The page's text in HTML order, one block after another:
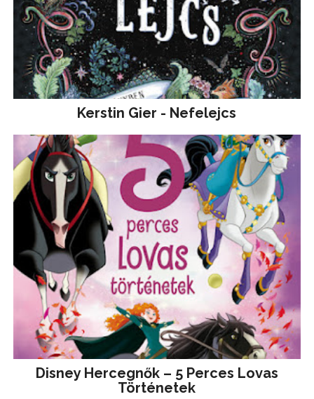
Kerstin Gier - Nefelejcs
Disney ​Hercegnők – 5 Perces Lovas
Történetek